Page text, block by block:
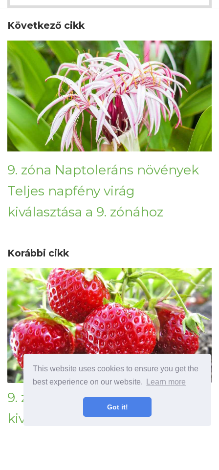
This website uses cookies to ensure you get the
best experience on our website.
Learn more
Got it!
Következő cikk
9. zóna Naptoleráns növények
Teljes napfény virág
kiválasztása a 9. zónához
Korábbi cikk
9. zónás eper növények Eper
kiválasztása a 9. övezet